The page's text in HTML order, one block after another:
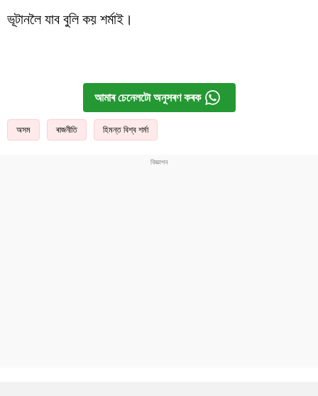
ভূটানলৈ যাব বুলি কয় শৰ্মাই।
আমাৰ চেনেলটো অনুসৰণ কৰক
অসম ৰাজনীতি হিমন্ত বিশ্ব শৰ্মা